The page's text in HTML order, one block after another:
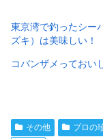
東京湾で釣ったシー
ズキ）は美味しい！
コバンザメっておい
その他 プロの